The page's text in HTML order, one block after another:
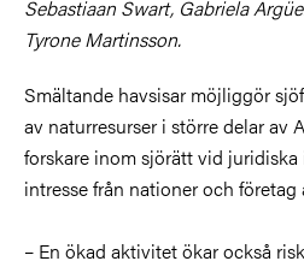
Sebastiaan Swart, Gabriela
Tyrone Martinsson.
Smältande havsisar möjliggör
av naturresurser i större delar av
forskare inom sjörätt vid
intresse från nationer och
– En ökad aktivitet ökar också